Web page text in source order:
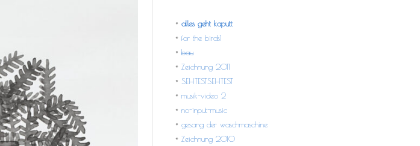
alles geht kaputt
for the birds1
bau
Zeichnung 2011
SEHTESTSEHTEST
musik-video 2
no-input-music
gesang der waschmaschine
Zeichnung 2010